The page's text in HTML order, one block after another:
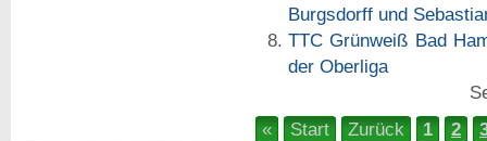
Burgsdorff und
TTC Grünweiß Bad
der Oberliga
«
Start Zurück 1 2